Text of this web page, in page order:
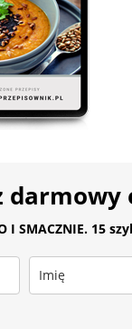
darmowy
I SMACZNIE. 15